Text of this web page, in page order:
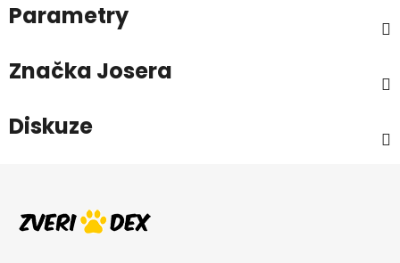
Parametry
Značka Josera
Diskuze